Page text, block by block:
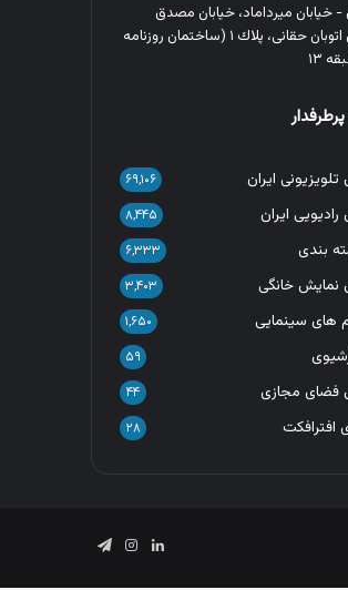
خیابان میرداماد، خیابان مصدق
جنوبی،نبش اتوبان حقانی، پلاك ١ (ساختمان روزنامه
۱۳
ایران ۶۹,۱۰۶
ایران ۸,۴۴۵
بندی ۶,۳۳۳
نمایش خانگی ۳,۴۰۳
های سینمایی ۱,۶۵۰
۵۹
فضای مجازی ۴۴
افترافکت ۲۸
لینکدیناینستاگرام
تلگرام